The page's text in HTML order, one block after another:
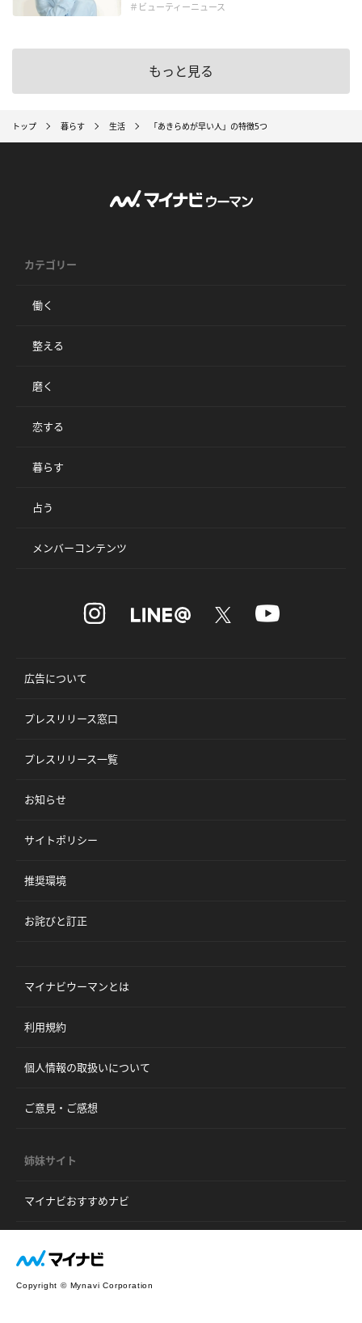
＃ビューティーニュース
もっと見る
トップ 暮らす 生活 「あきらめが早い人」の特徴5つ
カテゴリー
働く
整える
磨く
恋する
暮らす
占う
メンバーコンテンツ
広告について
プレスリリース窓口
プレスリリース一覧
お知らせ
サイトポリシー
推奨環境
お詫びと訂正
マイナビウーマンとは
利用規約
個人情報の取扱いについて
ご意見・ご感想
姉妹サイト
マイナビおすすめナビ
Copyright © Mynavi Corporation